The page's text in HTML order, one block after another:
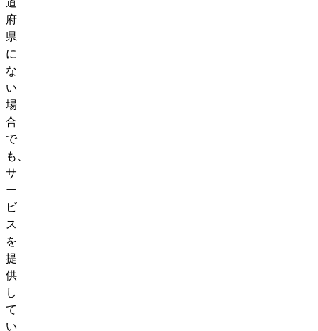
府
県
に
な
い
場
合
で
も、
サ
ー
ビ
ス
を
提
供
し
て
い